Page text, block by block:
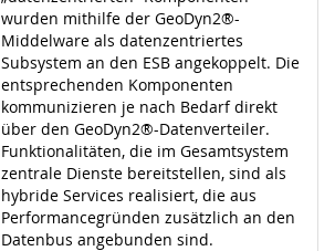
wurden mithilfe der GeoDyn2®-
Middelware als datenzentriertes
Subsystem an den ESB angekoppelt. Die
entsprechenden Komponenten
kommunizieren je nach Bedarf direkt
über den GeoDyn2®-Datenverteiler.
Funktionalitäten, die im Gesamtsystem
zentrale Dienste bereitstellen, sind als
hybride Services realisiert, die aus
Performancegründen zusätzlich an den
Datenbus angebunden sind.